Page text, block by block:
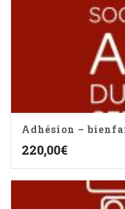
Adhésion –
220,00€